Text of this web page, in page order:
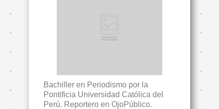
Bachiller en Periodismo por la
Pontificia Universidad Católica del
Perú. Reportero en OjoPúblico.